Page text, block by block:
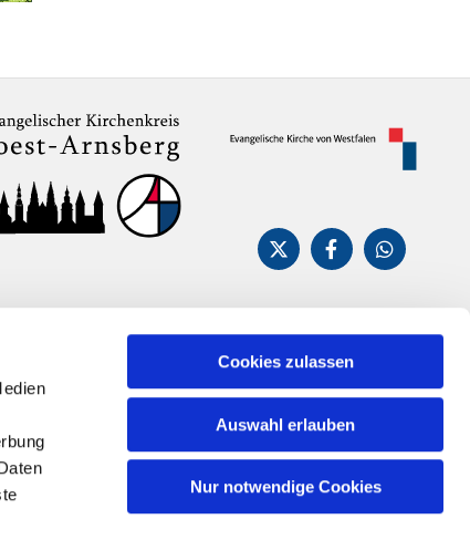
Cookies zulassen
Auswahl erlauben
Nur notwendige Cookies